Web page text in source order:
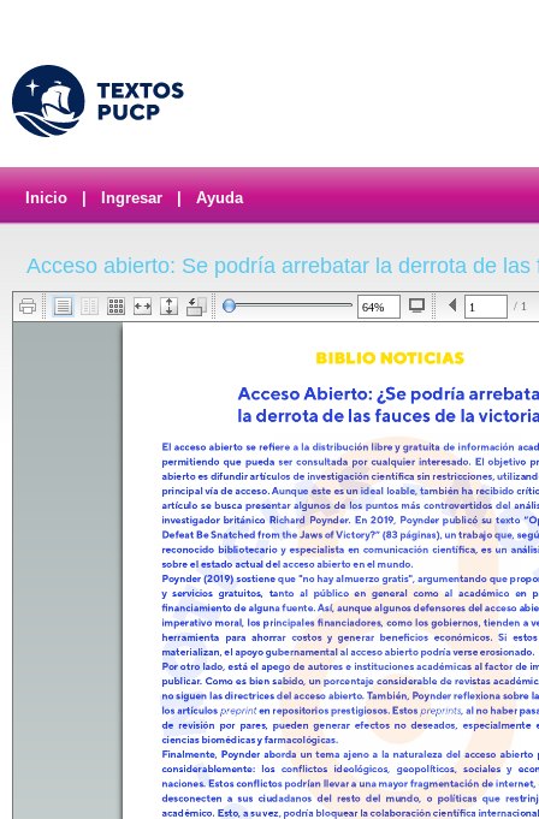
Inicio Ingresar Ayuda
Acceso abierto: Se podría arrebatar la derrota de las
/ 1